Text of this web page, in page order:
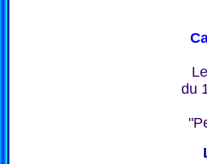
du